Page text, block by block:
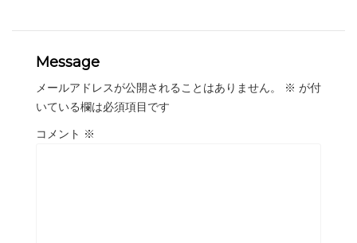
Message
メールアドレスが公開されることはありません。 ※ が付
いている欄は必須項目です
コメント ※